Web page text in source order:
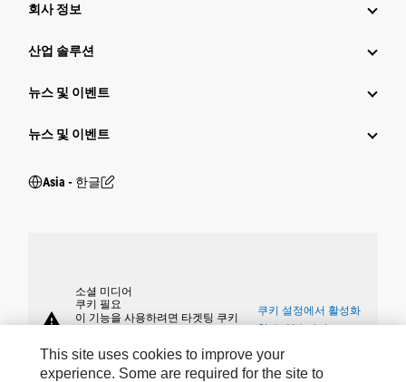
회사 정보
산업 솔루션
뉴스 및 이벤트
뉴스 및 이벤트
Asia - 한글
warning
소셜 미디어
쿠키 필요
이 기능을 사용하려면 타겟팅 쿠키
의해야 합니다.
쿠키 설정에서 활성화
할 수 있습니다
This site uses cookies to improve your
experience. Some are required for the site to